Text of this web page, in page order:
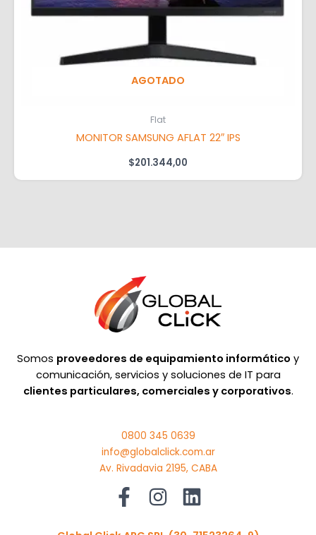
AGOTADO
Flat
MONITOR SAMSUNG AFLAT 22″ IPS
$201.344,00
Somos proveedores de equipamiento informático y
comunicación, servicios y soluciones de IT para
clientes particulares, comerciales y corporativos.
0800 345 0639
info@globalclick.com.ar
Av. Rivadavia 2195, CABA